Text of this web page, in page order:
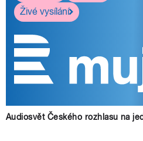
Živé vysílání
Audiosvět Českého rozhlasu na